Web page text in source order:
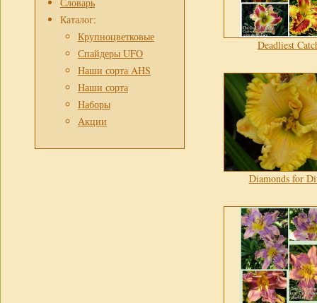
Каталог:
Крупноцветковые
Спайдеры UFO
Наши сорта AHS
Наши сорта
Наборы
Акции
Deadliest
Diamonds for